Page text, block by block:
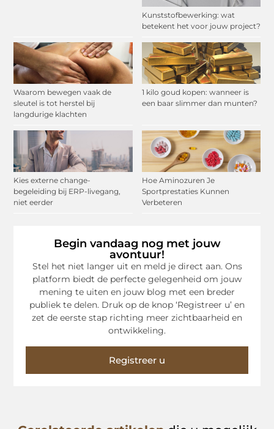
Kunststofbewerking: wat
betekent het voor jouw project?
Waarom bewegen vaak de
sleutel is tot herstel bij
langdurige klachten
1 kilo goud kopen: wanneer is
een baar slimmer dan munten?
Kies externe change-
begeleiding bij ERP-livegang,
niet eerder
Hoe Aminozuren Je
Sportprestaties Kunnen
Verbeteren
Begin vandaag nog met jouw
avontuur!
Stel het niet langer uit en meld je direct aan. Ons
platform biedt de perfecte gelegenheid om jouw
mening te uiten en jouw blog met een breder
publiek te delen. Druk op de knop ‘Registreer u’ en
zet de eerste stap richting meer zichtbaarheid en
ontwikkeling.
Registreer u